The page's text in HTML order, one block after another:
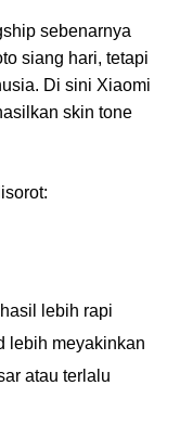
sebenarnya
siang hari, tetapi
Di sini Xiaomi
skin tone
lebih rapi
lebih meyakinkan
atau terlalu